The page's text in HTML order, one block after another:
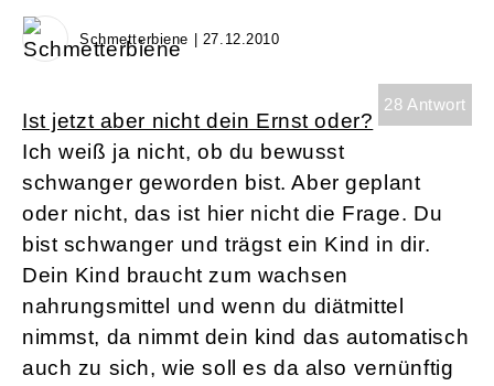
Schmetterbiene | 27.12.2010
28 Antwort
Ist jetzt aber nicht dein Ernst oder?
Ich weiß ja nicht, ob du bewusst
schwanger geworden bist. Aber geplant
oder nicht, das ist hier nicht die Frage. Du
bist schwanger und trägst ein Kind in dir.
Dein Kind braucht zum wachsen
nahrungsmittel und wenn du diätmittel
nimmst, da nimmt dein kind das automatisch
auch zu sich, wie soll es da also vernünftig